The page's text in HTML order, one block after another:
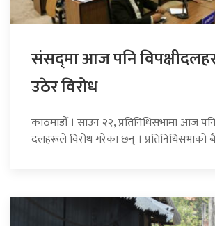
संसद्‍मा आज पनि
उठेर विरोध
काठमाडौँ । साउन २२, प्रतिनिधिसभामा आज
दलहरूले विरोध गरेका छन् ।